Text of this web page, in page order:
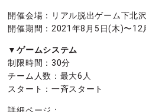
開催会場：リアル脱出ゲーム下北
開催期間：2021年8月5日(木)〜12
▼ゲームシステム
制限時間：30分
チーム人数：最大6人
スタート：一斉スタート